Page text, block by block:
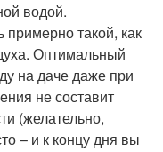
водой.
такой, как
Оптимальный
на даче даже при
не составит
(желательно,
– и к концу дня вы